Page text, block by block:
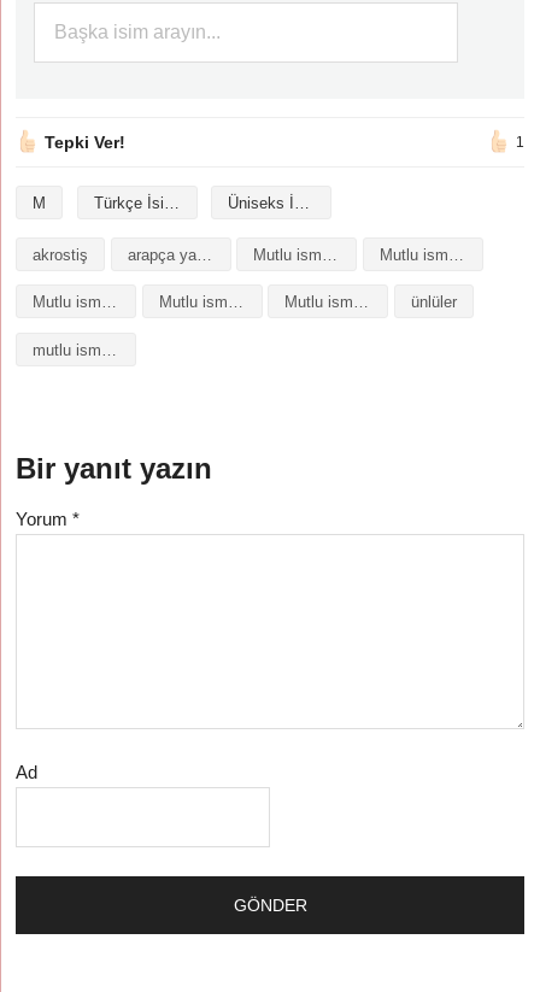
Tepki Ver! 1
M Türkçe İsimler Üniseks İsimler
akrostiş arapça yazılışı
Mutlu isminin baş harfleriyle şiir Mutlu isminin kökeni Mutlu isminin numerolojisi ünlüler
Bir yanıt yazın
Yorum*
Ad